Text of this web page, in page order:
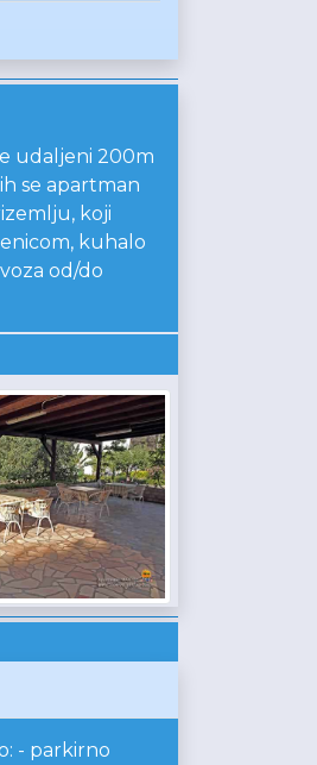
udaljeni 200m
se apartman
koji
kuhalo
od/do
- parkirno